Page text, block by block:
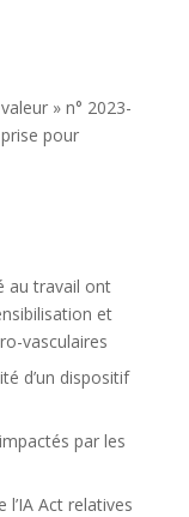
» n° 2023-
pour
au travail ont
et
vasculaires
d’un dispositif
par les
l’IA Act relatives